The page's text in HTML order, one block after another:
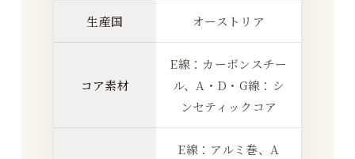
生産国 オーストリア
コア素材
E線：カーボンスチー
ル、A・D・G線：シ
ンセティックコア
E線：アルミ巻、A